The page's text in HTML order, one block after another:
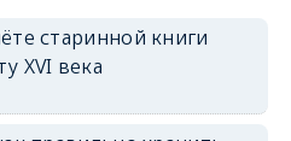
erid: 2SDnjcrDNw6
старинной книги
XVI века